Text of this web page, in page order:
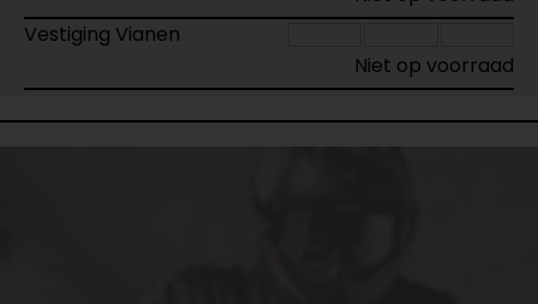
Vestiging Vianen
Niet op voorraad